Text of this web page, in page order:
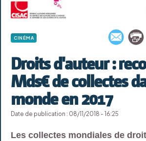
CINÉMA
Droits d'auteur :
Mds€ de collectes
monde en 2017
Date de publication : 08/11/2018 - 16:25
Les collectes mondiales de